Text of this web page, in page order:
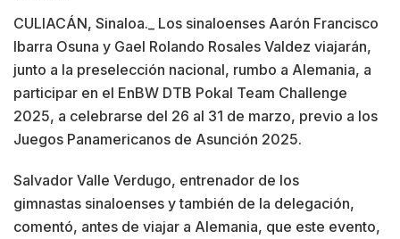
CULIACÁN, Sinaloa._ Los sinaloenses Aarón Francisco
Ibarra Osuna y Gael Rolando Rosales Valdez viajarán,
junto a la preselección nacional, rumbo a Alemania, a
participar en el EnBW DTB Pokal Team Challenge
2025, a celebrarse del 26 al 31 de marzo, previo a los
Juegos Panamericanos de Asunción 2025.
Salvador Valle Verdugo, entrenador de los
gimnastas sinaloenses y también de la delegación,
comentó, antes de viajar a Alemania, que este evento,